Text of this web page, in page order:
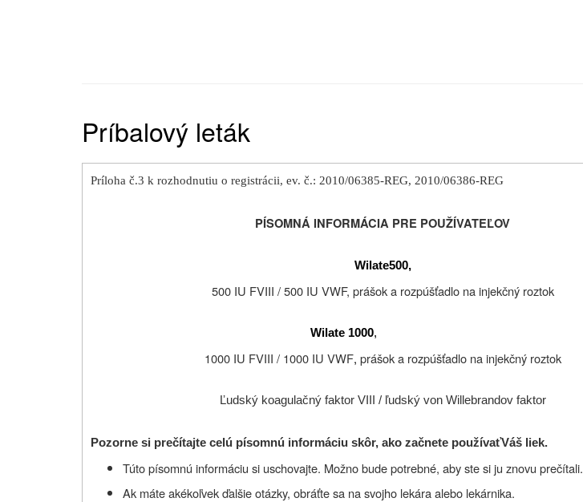
Príbalový leták
Príloha č.3 k rozhodnutiu o registrácii, ev. č.: 2010/06385-REG, 2010/06386-REG
PÍSOMNÁ INFORMÁCIA PRE POUŽÍVATEĽOV
Wilate500,
500 IU FVIII / 500 IU VWF, prášok a rozpúšťadlo na injekčný roztok
Wilate 1000,
1000 IU FVIII / 1000 IU VWF, prášok a rozpúšťadlo na injekčný roztok
Ľudský koagulačný faktor VIII / ľudský von Willebrandov faktor
Pozorne si prečítajte celú písomnú informáciu skôr, ako začnete používaťVáš liek.
Túto písomnú informáciu si uschovajte. Možno bude potrebné, aby ste si ju znovu prečítali.
Ak máte akékoľvek ďalšie otázky, obráťte sa na svojho lekára alebo lekárnika.